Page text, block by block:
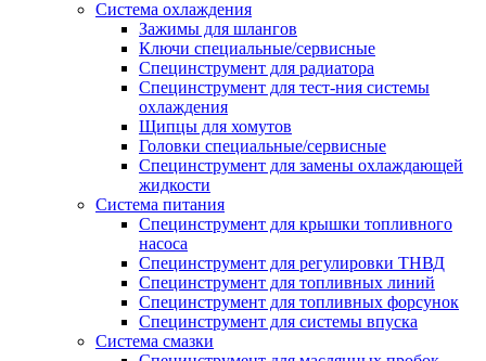
Система охлаждения
Зажимы для шлангов
Ключи специальные/сервисные
Специнструмент для радиатора
Специнструмент для тест-ния системы
охлаждения
Щипцы для хомутов
Головки специальные/сервисные
Специнструмент для замены охлаждающей
жидкости
Система питания
Специнструмент для крышки топливного
насоса
Специнструмент для регулировки ТНВД
Специнструмент для топливных линий
Специнструмент для топливных форсунок
Специнструмент для системы впуска
Система смазки